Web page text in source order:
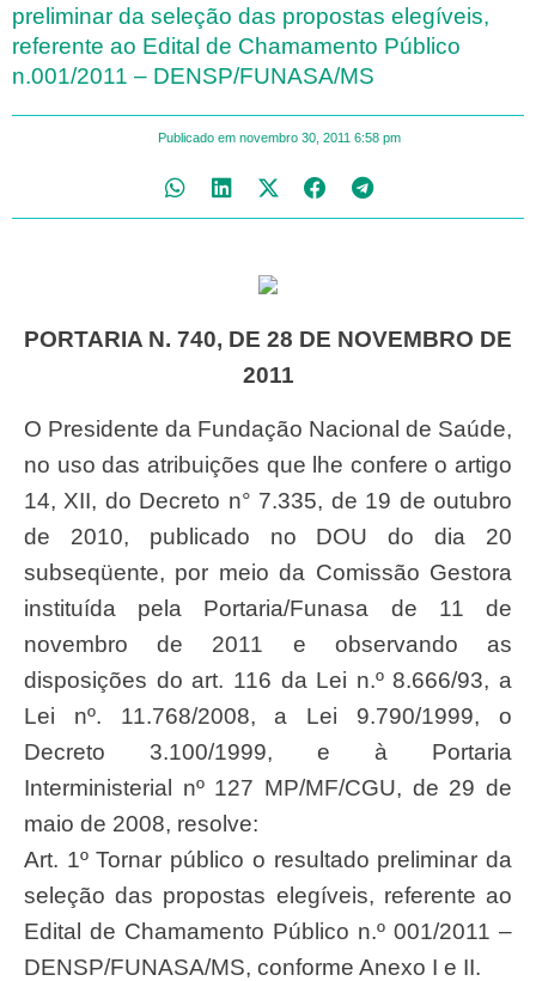
preliminar da seleção das propostas elegíveis,
referente ao Edital de Chamamento Público
n.001/2011 – DENSP/FUNASA/MS
Publicado em novembro 30, 2011 6:58 pm
PORTARIA N. 740, DE 28 DE NOVEMBRO DE
2011
O Presidente da Fundação Nacional de Saúde,
no uso das atribuições que lhe confere o artigo
14, XII, do Decreto n° 7.335, de 19 de outubro
de 2010, publicado no DOU do dia 20
subseqüente, por meio da Comissão Gestora
instituída pela Portaria/Funasa de 11 de
novembro de 2011 e observando as
disposições do art. 116 da Lei n.º 8.666/93, a
Lei nº. 11.768/2008, a Lei 9.790/1999, o
Decreto 3.100/1999, e à Portaria
Interministerial nº 127 MP/MF/CGU, de 29 de
maio de 2008, resolve:
Art. 1º Tornar público o resultado preliminar da
seleção das propostas elegíveis, referente ao
Edital de Chamamento Público n.º 001/2011 –
DENSP/FUNASA/MS, conforme Anexo I e II.